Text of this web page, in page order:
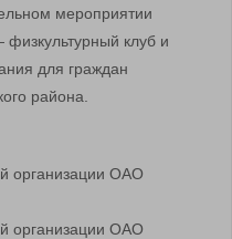
мероприятии
клуб и
для граждан
района.
организации ОАО
организации ОАО